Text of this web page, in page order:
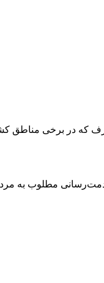
برف که در برخی مناطق
خدمت‌رسانی مطلوب به